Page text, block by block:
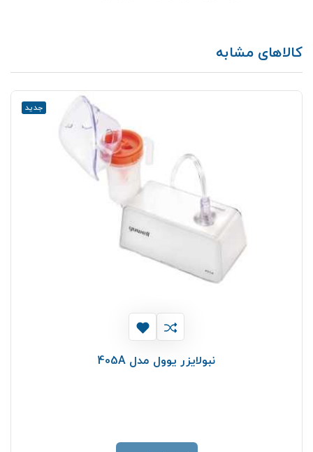
کالاهای مشابه
جدید
نبولایزر یوول مدل 405A